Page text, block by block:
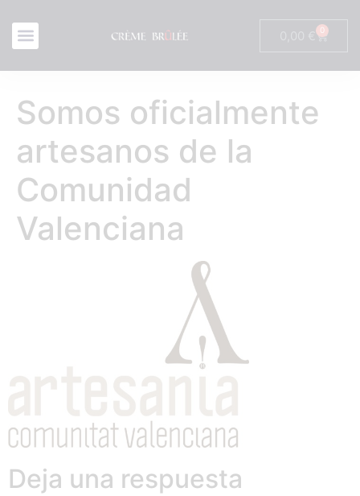
0
Somos oficialmente
artesanos de la
Comunidad
Valenciana
Deja una respuesta